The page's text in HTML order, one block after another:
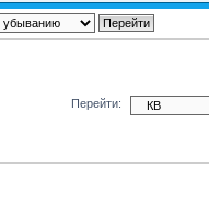
Перейти: